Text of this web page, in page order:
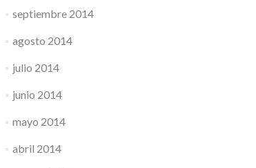
septiembre 2014
agosto 2014
julio 2014
junio 2014
mayo 2014
abril 2014